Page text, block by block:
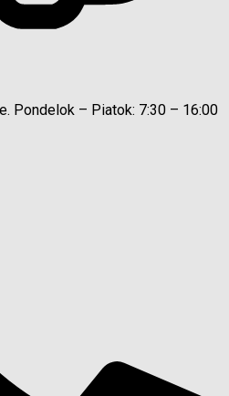
Pondelok – Piatok: 7:30 – 16:00